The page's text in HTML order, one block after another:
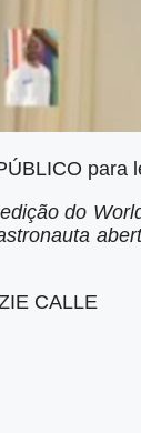
para
do
CALLE